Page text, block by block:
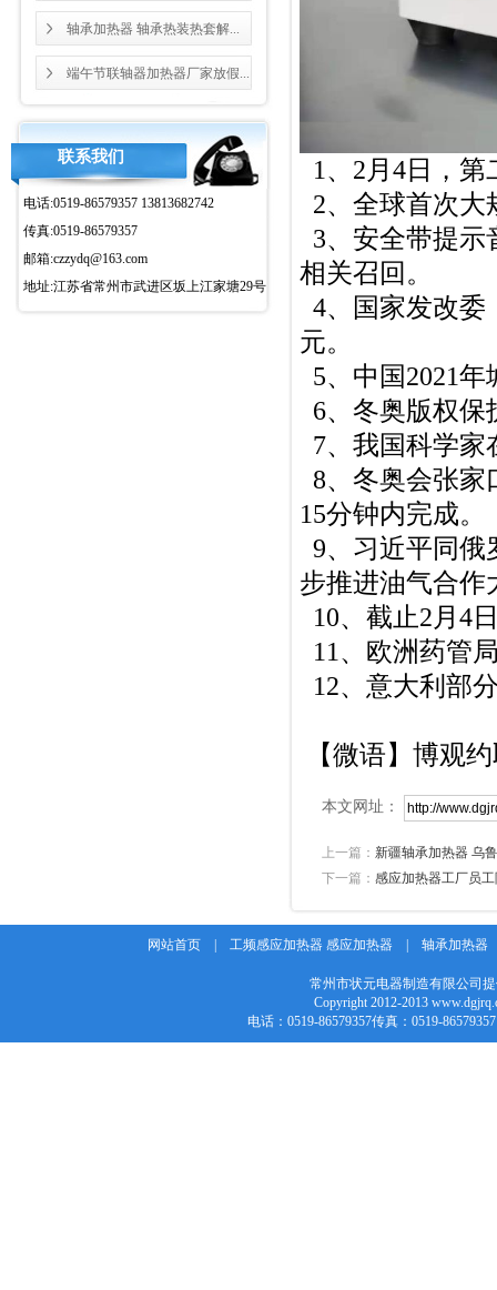
轴承加热器 轴承热装热套解...
端午节联轴器加热器厂家放假...
联系我们
电话:0519-86579357 13813682742
传真:0519-86579357
邮箱:czzydq@163.com
地址:江苏省常州市武进区坂上江家塘29号
1、2月4日，
2、全球首次大
3、安全带提示
相关召回。
4、国家发改委
元。
5、中国2021
6、冬奥版权保
7、我国科学家
8、冬奥会张家
15分钟内完成。
9、习近平同俄
步推进油气合作
10、截止2月4
11、欧洲药管
12、意大利部
【微语】博观
本文网址：
上一篇： 新疆轴承加热器 乌
下一篇： 感应加热器工厂员
网站首页 工频感应加热器 感应加热器 轴承加热器
常州市状元电器制造有限公司
Copyright 2012-2013
电话：0519-86579357传真：0519-